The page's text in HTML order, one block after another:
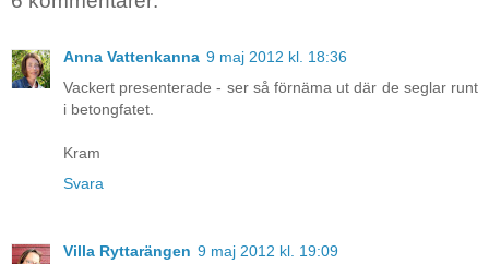
Anna Vattenkanna 9 maj 2012 kl. 18:36
Vackert presenterade - ser så förnäma ut där de seglar runt
i betongfatet.
Kram
Svara
Villa Ryttarängen 9 maj 2012 kl. 19:09